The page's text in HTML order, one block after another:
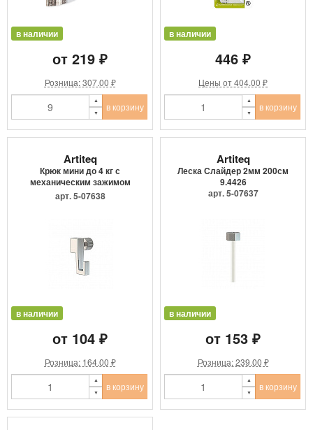
в наличии
от 219 ₽
Розница: 307.00 ₽
в корзину
в наличии
446 ₽
Цены от 404.00 ₽
в корзину
Artiteq
Крюк мини до 4 кг с
механическим зажимом
9.4205
арт. 5-07638
в наличии
от 104 ₽
Розница: 164.00 ₽
в корзину
Artiteq
Леска Слайдер 2мм 200см
9.4426
арт. 5-07637
в наличии
от 153 ₽
Розница: 239.00 ₽
в корзину